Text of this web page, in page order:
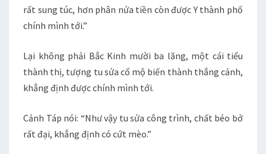
rất sung túc, hơn phân nửa tiền còn được Y thành phố
chính mình tới.”
Lại không phải Bắc Kinh mười ba lăng, một cái tiểu
thành thị, tượng tu sửa cổ mộ biến thành thắng cảnh,
khẳng định được chính mình tới.
Cảnh Táp nói: “Như vậy tu sửa công trình, chất béo bở
rất đại, khẳng định có cứt mèo.”